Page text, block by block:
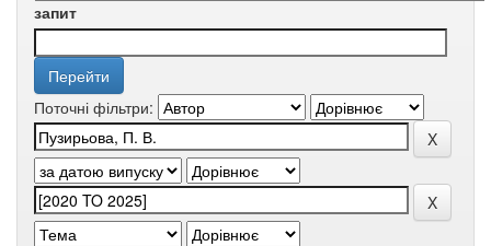
запит
Поточні фільтри: